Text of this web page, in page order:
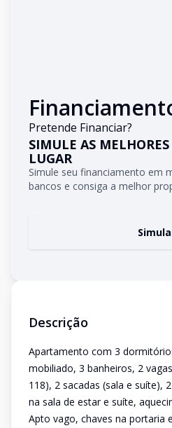
Pretende Financiar?
SIMULE AS
LUGAR
Simule seu financiamento em
bancos e consiga a melhor
Descrição
Apartamento com 3
mobiliado, 3 banheiros, 2
118), 2 sacadas (sala e suíte),
na sala de estar e suíte,
Apto vago, chaves na portaria